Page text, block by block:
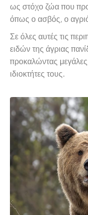
ως στόχο ζώα που
όπως ο ασβός, ο
Σε όλες αυτές τις
ειδών της άγριας
προκαλώντας
ιδιοκτήτες τους.